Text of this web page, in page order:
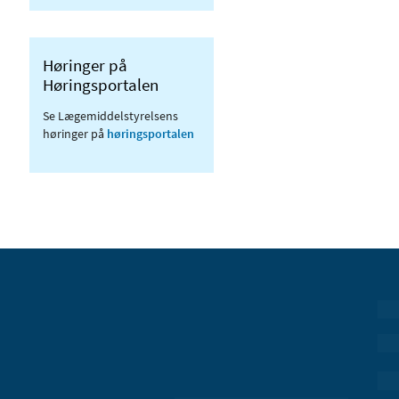
Høringer på
Høringsportalen
Se Lægemiddelstyrelsens
høringer på høringsportalen